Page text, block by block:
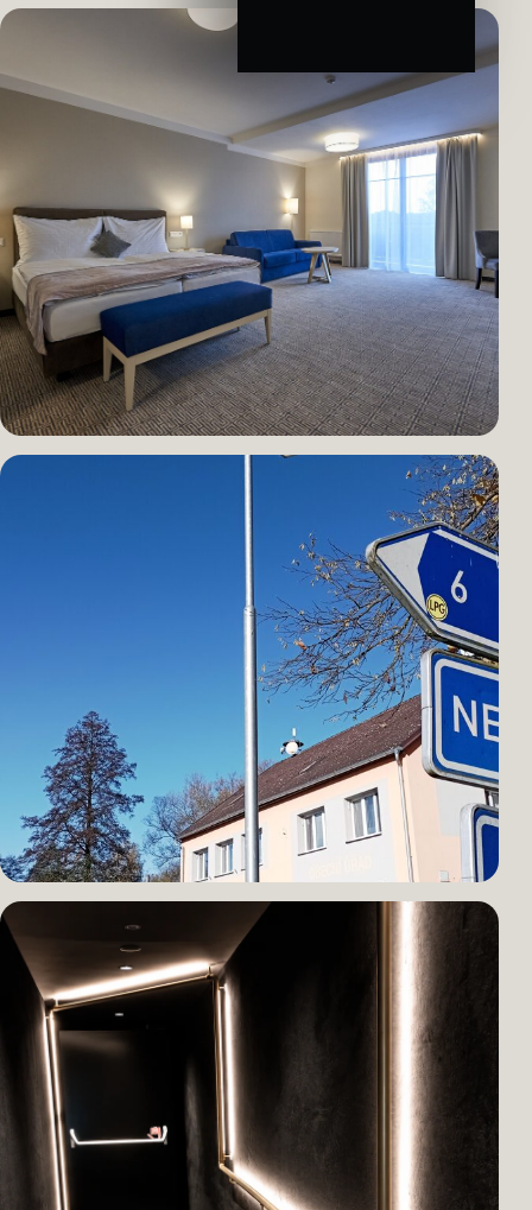
VEŘEJNÝ PROSTOR · PARK
Mercandinovy sady
Kompletní osvětlení parku s důrazem na atmosféru a bezpečí.
Vrstvené osvětlení pokoje pro pohodlí hostů i provozní potřeby.
OBEC · LED MODERNIZACE
Mladý Smolivec
Úsporné veřejné osvětlení pro každodenní provoz obce.